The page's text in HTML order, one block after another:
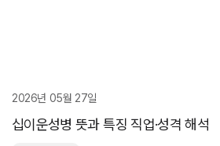
2026년 05월 27일
십이운성병 뜻과 특징 직업·성격 해석